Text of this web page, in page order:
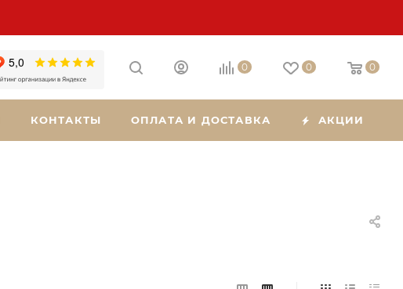
0 0 0
КОНТАКТЫ ОПЛАТА И ДОСТАВКА АКЦИИ